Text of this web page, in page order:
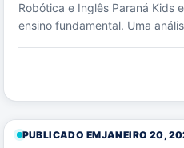
Robótica e Inglês Paraná Kids
ensino fundamental. Uma
PUBLICADO EMJANEIRO 20,